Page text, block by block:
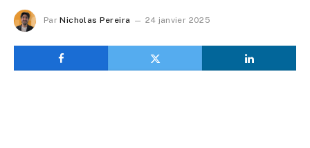
Par Nicholas Pereira 24 janvier 2025